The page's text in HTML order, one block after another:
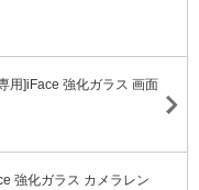
]iFace 強化ガラス 画面
強化ガラス カメラレン